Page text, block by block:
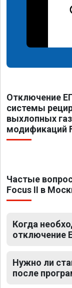
Отключение
системы
выхлопных
модификаций
Частые
Focus II в
Когда
отключение
Нужно ли
после